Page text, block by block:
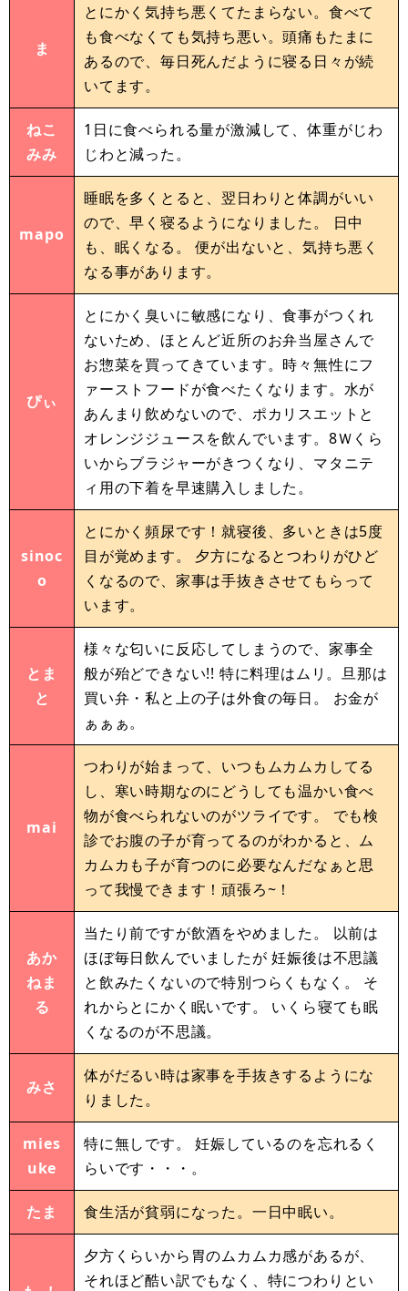
ま
とにかく気持ち悪くてたまらない。食べて
も食べなくても気持ち悪い。頭痛もたまに
あるので、毎日死んだように寝る日々が続
いてます。
ねこ
みみ
1日に食べられる量が激減して、体重がじわ
じわと減った。
mapo
睡眠を多くとると、翌日わりと体調がいい
ので、早く寝るようになりました。 日中
も、眠くなる。 便が出ないと、気持ち悪く
なる事があります。
ぴぃ
とにかく臭いに敏感になり、食事がつくれ
ないため、ほとんど近所のお弁当屋さんで
お惣菜を買ってきています。時々無性にフ
ァーストフードが食べたくなります。水が
あんまり飲めないので、ポカリスエットと
オレンジジュースを飲んでいます。8Ｗくら
いからブラジャーがきつくなり、マタニテ
ィ用の下着を早速購入しました。
sinoc
o
とにかく頻尿です！就寝後、多いときは5度
目が覚めます。 夕方になるとつわりがひど
くなるので、家事は手抜きさせてもらって
います。
とま
と
様々な匂いに反応してしまうので、家事全
般が殆どできない!! 特に料理はムリ。旦那は
買い弁・私と上の子は外食の毎日。 お金が
ぁぁぁ。
mai
つわりが始まって、いつもムカムカしてる
し、寒い時期なのにどうしても温かい食べ
物が食べられないのがツライです。 でも検
診でお腹の子が育ってるのがわかると、ム
カムカも子が育つのに必要なんだなぁと思
って我慢できます！頑張ろ~！
あか
ねま
る
当たり前ですが飲酒をやめました。 以前は
ほぼ毎日飲んでいましたが 妊娠後は不思議
と飲みたくないので特別つらくもなく。 そ
れからとにかく眠いです。 いくら寝ても眠
くなるのが不思議。
みさ
体がだるい時は家事を手抜きするようにな
りました。
mies
uke
特に無しです。 妊娠しているのを忘れるく
らいです・・・。
たま 食生活が貧弱になった。一日中眠い。
夕方くらいから胃のムカムカ感があるが、
それほど酷い訳でもなく、特につわりとい